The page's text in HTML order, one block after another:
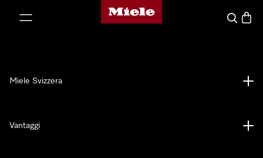
Homepage di Miele
Cerca
Miele Svizzera
Vantaggi